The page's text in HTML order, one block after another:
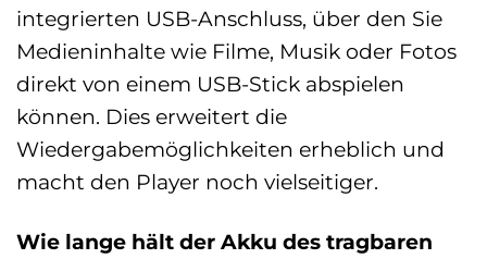
integrierten USB-Anschluss, über den Sie
Medieninhalte wie Filme, Musik oder Fotos
direkt von einem USB-Stick abspielen
können. Dies erweitert die
Wiedergabemöglichkeiten erheblich und
macht den Player noch vielseitiger.
Wie lange hält der Akku des tragbaren